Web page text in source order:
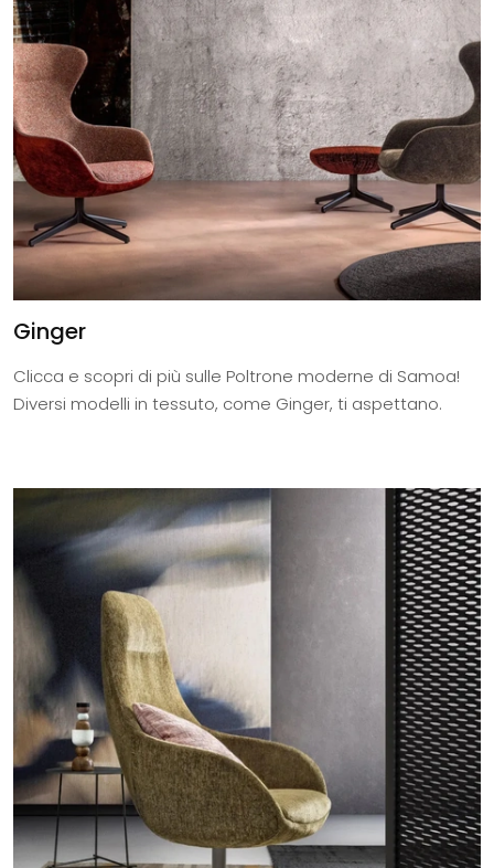
Ginger
Clicca e scopri di più sulle Poltrone moderne di Samoa!
Diversi modelli in tessuto, come Ginger, ti aspettano.